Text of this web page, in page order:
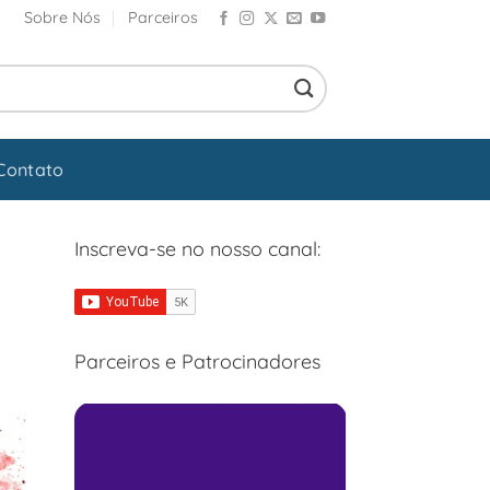
Sobre Nós Parceiros
Inscreva-se no nosso canal:
Parceiros e Patrocinadores